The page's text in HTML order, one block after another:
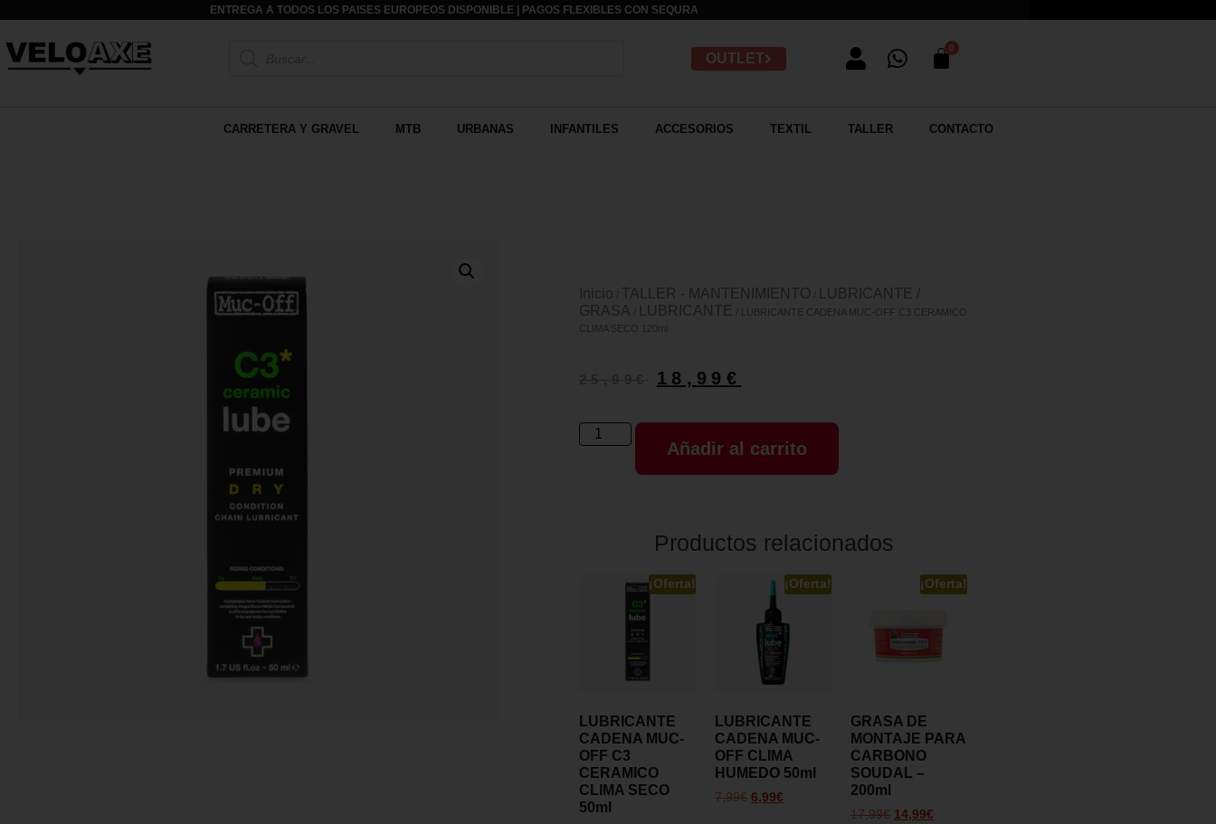
ENTREGA A TODOS LOS PAISES EUROPEOS DISPONIBLE | PAGOS FLEXIBLES CON SEQURA
OUTLET
CARRETERA Y GRAVEL MTB URBANAS INFANTILES ACCESORIOS TEXTIL TALLER CONTACTO
Inicio TALLER - MANTENIMIENTO
LUBRICANTE /
GRASA
LUBRICANTE
/ LUBRICANTE CADENA MUC-OFF C3 CERAMICO
CLIMA SECO 120ml
18,99 €
Añadir al carrito
Productos relacionados
¡Oferta!
LUBRICANTE
CADENA MUC-
OFF C3
CERAMICO
CLIMA SECO
50ml
¡Oferta!
LUBRICANTE
CADENA MUC-
OFF CLIMA
HUMEDO 50ml
7,99€ 6,99€
¡Oferta!
GRASA DE
MONTAJE PARA
CARBONO
SOUDAL –
200ml
17,99€ 14,99€